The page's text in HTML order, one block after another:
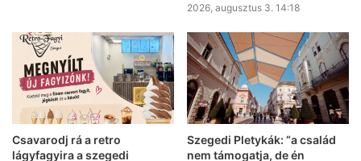
2026, augusztus 3. 14:18
Csavarodj rá a retro
lágyfagyira a szegedi
Szegedi Pletykák: “a család
nem támogatja, de én